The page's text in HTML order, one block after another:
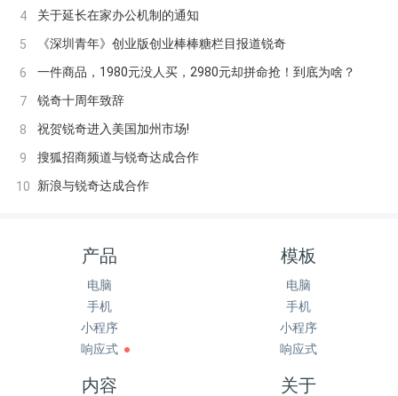
4 关于延长在家办公机制的通知
5 《深圳青年》创业版创业棒棒糖栏目报道锐奇
6 一件商品，1980元没人买，2980元却拼命抢！到底为啥？
7 锐奇十周年致辞
8 祝贺锐奇进入美国加州市场!
9 搜狐招商频道与锐奇达成合作
10 新浪与锐奇达成合作
产品
电脑
手机
小程序
响应式
模板
电脑
手机
小程序
响应式
内容 关于